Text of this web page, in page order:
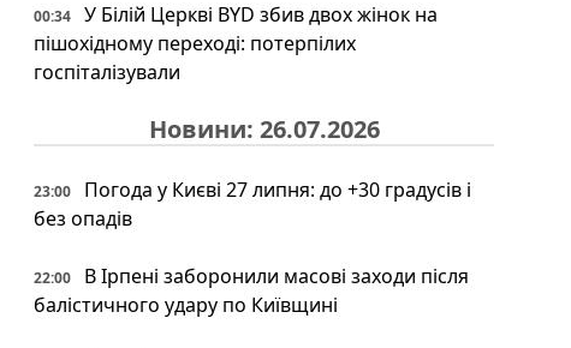
00:34
У Білій Церкві BYD збив двох жінок на
пішохідному переході: потерпілих
госпіталізували
Новини: 26.07.2026
23:00
Погода у Києві 27 липня: до +30 градусів і
без опадів
22:00
В Ірпені заборонили масові заходи після
балістичного удару по Київщині